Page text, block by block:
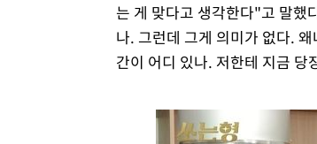
는 게 맞다고 생각한다"고 말했
나. 그런데 그게 의미가 없다.
간이 어디 있나. 저한테 지금